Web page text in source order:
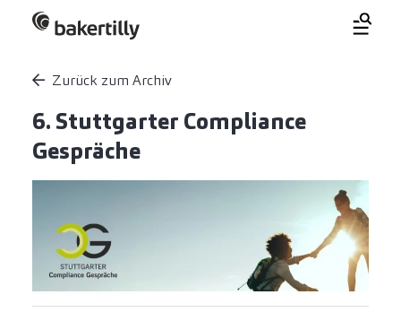
Zurück zum Archiv
6. Stuttgarter Compliance
Gespräche